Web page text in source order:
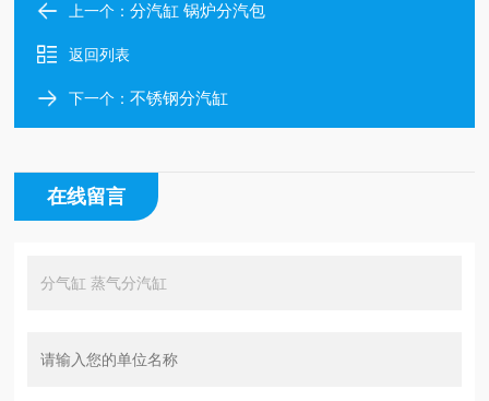
上一个：分汽缸 锅炉分汽包
返回列表
下一个：不锈钢分汽缸
在线留言